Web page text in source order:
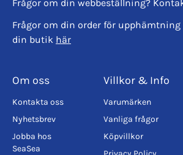
Frågor om din webbeställning?
Frågor om din order för
din butik här
Om oss
Kontakta oss
Nyhetsbrev
Jobba hos
SeaSea
Villkor & Info
Varumärken
Vanliga frågor
Köpvillkor